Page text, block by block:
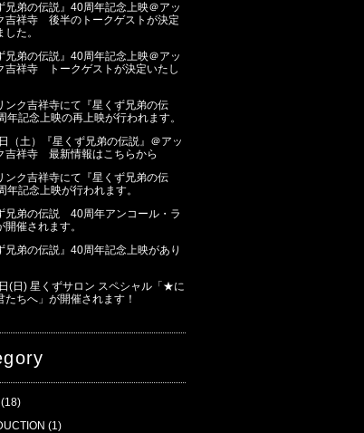
兄弟の伝説』40周年記念上映＠アッ
吉祥寺 後半のトークゲストが決定
た。
兄弟の伝説』40周年記念上映＠アッ
吉祥寺 トークゲストが決定いたし
ンク吉祥寺にて『星くず兄弟の伝
年記念上映の再上映が行われます。
（土）『星くず兄弟の伝説』＠アッ
吉祥寺 最新情報はこちらから
ンク吉祥寺にて『星くず兄弟の伝
年記念上映が行われます。
兄弟の伝説 40周年アンコール・ラ
開催されます。
兄弟の伝説』40周年記念上映があり
(日) 星くずサロン スペシャル「★に
たちへ」が開催されます！
(1)